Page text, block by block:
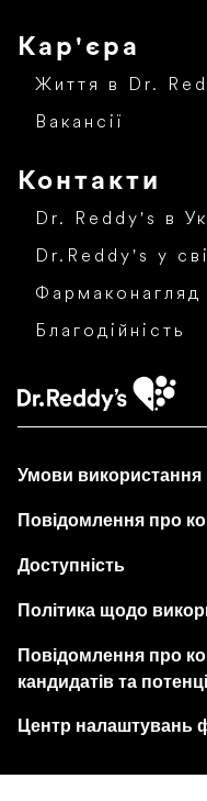
Кар'єра
Життя в Dr.
Вакансії
Контакти
Dr. Reddy's в
Dr.Reddy's у
Фармаконагляд
Благодійність
Умови використання
Повідомлення про
Доступність
Політика щодо
Повідомлення про
кандидатів та
Центр налаштувань